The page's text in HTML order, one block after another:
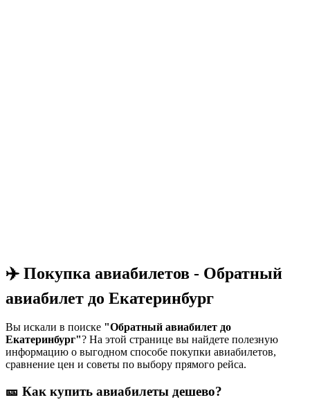
✈️ Покупка авиабилетов - Обратный
авиабилет до Екатеринбург
Вы искали в поиске "Обратный авиабилет до
Екатеринбург"? На этой странице вы найдете полезную
информацию о выгодном способе покупки авиабилетов,
сравнение цен и советы по выбору прямого рейса.
🎫 Как купить авиабилеты дешево?